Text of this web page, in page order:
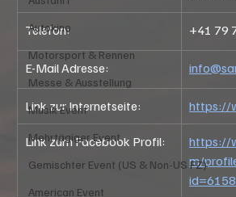
Autokino
Motorsport & Rennen
Messe & Ausstellung
Musik Event
Mehrtägiger Event
Gemischter Event (US & Non-US FZ)
American Event
Telefon: +41 79
E-Mail Adresse:
Link zur Internetseite: https://
Link zum Facebook Profil:
https://
m/